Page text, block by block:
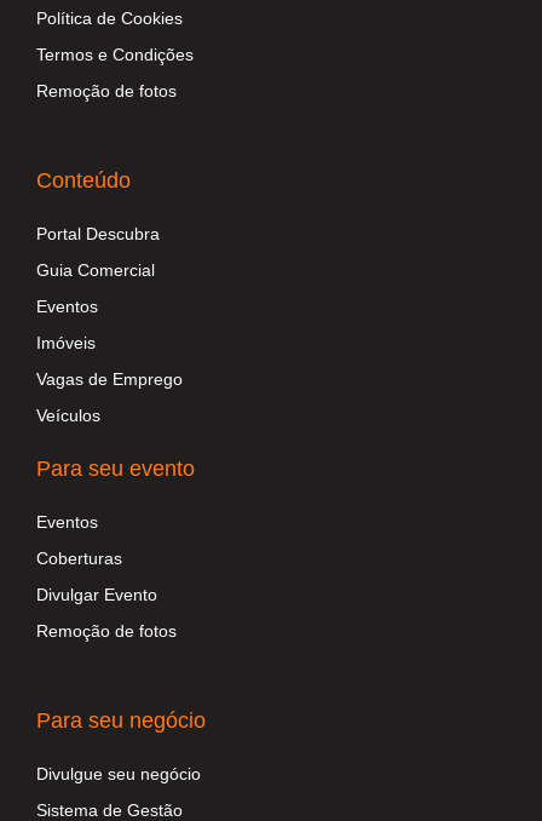
Política de Cookies
Termos e Condições
Remoção de fotos
Conteúdo
Portal Descubra
Guia Comercial
Eventos
Imóveis
Vagas de Emprego
Veículos
Para seu evento
Eventos
Coberturas
Divulgar Evento
Remoção de fotos
Para seu negócio
Divulgue seu negócio
Sistema de Gestão